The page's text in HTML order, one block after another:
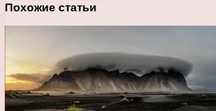
Похожие статьи